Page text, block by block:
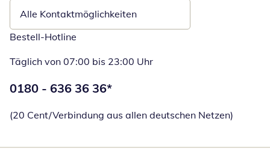
Alle Kontaktmöglichkeiten
Bestell-Hotline
Täglich von 07:00 bis 23:00 Uhr
Telefonnummer:
0180 - 636 36 36*
(20 Cent/Verbindung aus allen deutschen Netzen)